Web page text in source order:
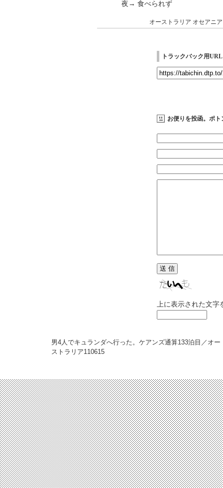
夜→ 食べられず
オーストラリア オセアニア
トラックバック用URL
お便りを投函。ポト
上に表示された文
男4人でキュランダへ行った。ケアンズ通算133泊目／オー
ストラリア110615